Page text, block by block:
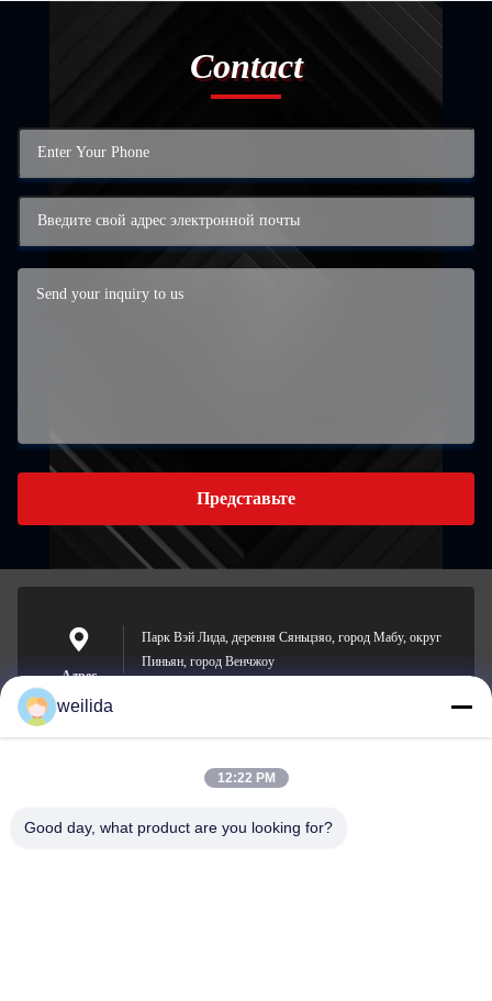
Contact
Представьте
Адрес
Парк Вэй Лида, деревня Сяньцзяо, город Мабу, округ
Пиньян, город Венчжоу
E-mail
1013008132@qq.com
weilida
12:22 PM
Good day, what product are you looking for?